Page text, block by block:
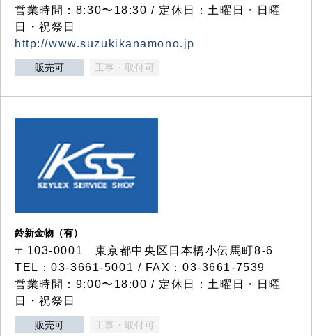
営業時間：8:30〜18:30 / 定休日：土曜日・日曜
日・祝祭日
http://www.suzukikanamono.jp
販売可 工事・取付可
鈴新金物（有）
〒103-0001 東京都中央区日本橋小伝馬町8-6
TEL：03-3661-5001 / FAX：03-3661-7539
営業時間：9:00〜18:00 / 定休日：土曜日・日曜
日・祝祭日
販売可 工事・取付可